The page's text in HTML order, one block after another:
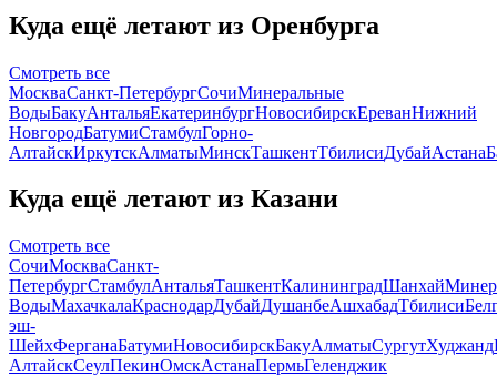
Куда ещё летают из Оренбурга
Смотреть все
МоскваСанкт-ПетербургСочиМинеральные
ВодыБакуАнтальяЕкатеринбургНовосибирскЕреванНижний
НовгородБатумиСтамбулГорно-
АлтайскИркутскАлматыМинскТашкентТбилисиДубайАстана
Куда ещё летают из Казани
Смотреть все
СочиМоскваСанкт-
ПетербургСтамбулАнтальяТашкентКалининградШанхай
ВодыМахачкалаКраснодарДубайДушанбеАшхабадТбилиси
эш-
ШейхФерганаБатумиНовосибирскБакуАлматыСургутХуджанд
АлтайскСеулПекинОмскАстанаПермьГеленджик